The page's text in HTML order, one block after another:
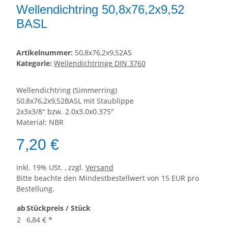
Wellendichtring 50,8x76,2x9,52
BASL
Artikelnummer: 50,8x76,2x9,52AS
Kategorie: Wellendichtringe DIN 3760
Wellendichtring (Simmerring)
50,8x76,2x9,52BASL mit Staublippe
2x3x3/8" bzw. 2.0x3.0x0.375"
Material: NBR
7,20 €
inkl. 19% USt. , zzgl. Versand
Bitte beachte den Mindestbestellwert von 15 EUR pro
Bestellung.
abStückpreis / Stück
2 6,84 € *